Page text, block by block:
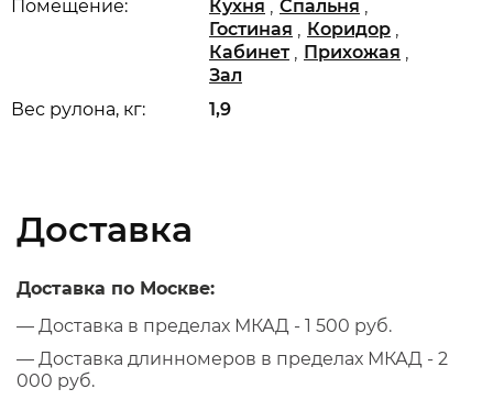
Вес рулона, кг: 1,9
Помещение: Кухня , Спальня ,
Гостиная , Коридор ,
Кабинет , Прихожая ,
Зал
Доставка
Доставка по Москве:
— Доставка в пределах МКАД - 1 500 руб.
— Доставка длинномеров в пределах МКАД - 2
000 руб.